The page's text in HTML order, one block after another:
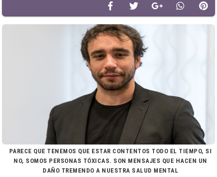
PARECE QUE TENEMOS QUE ESTAR CONTENTOS TODO EL TIEMPO, SI
NO, SOMOS PERSONAS TÓXICAS. SON MENSAJES QUE HACEN UN
DAÑO TREMENDO A NUESTRA SALUD MENTAL